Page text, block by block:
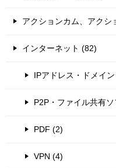
アクションカム、アクシ
インターネット (82)
IPアドレス・ドメイ
P2P・ファイル共有
PDF (2)
VPN (4)